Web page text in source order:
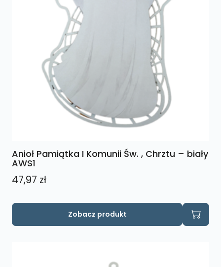
Anioł Pamiątka I Komunii Św. , Chrztu – biały
AWS1
47,97 zł
Zobacz produkt